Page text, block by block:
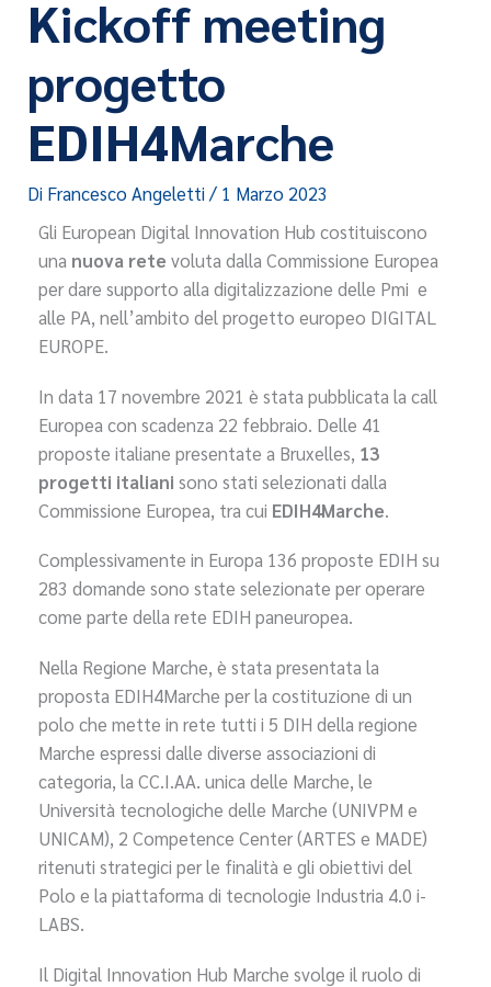
Kickoff meeting
progetto
EDIH4Marche
Di Francesco Angeletti/ 1 Marzo 2023
Gli European Digital Innovation Hub costituiscono
una nuova retevoluta dalla Commissione Europea
per dare supporto alla digitalizzazione delle Pmi e
alle PA, nell’ambito del progetto europeo DIGITAL
EUROPE.
In data 17 novembre 2021 è stata pubblicata la call
Europea con scadenza 22 febbraio. Delle 41
proposte italiane presentate a Bruxelles, 13
progetti italianisono stati selezionati dalla
Commissione Europea, tra cui EDIH4Marche.
Complessivamente in Europa 136 proposte EDIH su
283 domande sono state selezionate per operare
come parte della rete EDIH paneuropea.
Nella Regione Marche, è stata presentata la
proposta EDIH4Marche per la costituzione di un
polo che mette in rete tutti i 5 DIH della regione
Marche espressi dalle diverse associazioni di
categoria, la CC.I.AA. unica delle Marche, le
Università tecnologiche delle Marche (UNIVPM e
UNICAM), 2 Competence Center (ARTES e MADE)
ritenuti strategici per le finalità e gli obiettivi del
Polo e la piattaforma di tecnologie Industria 4.0 i-
LABS.
Il Digital Innovation Hub Marche svolge il ruolo di